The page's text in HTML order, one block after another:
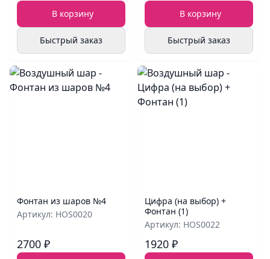
В корзину
Быстрый заказ
В корзину
Быстрый заказ
Фонтан из шаров №4
Артикул: HOS0020
2700 ₽
Цифра (на выбор) +
Фонтан (1)
Артикул: HOS0022
1920 ₽